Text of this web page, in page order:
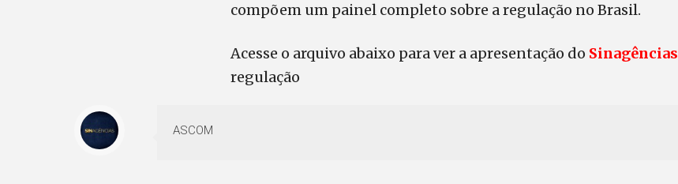
compõem um painel completo sobre a regulação no Brasil.
Acesse o arquivo abaixo para ver a apresentação do Sinagências
regulação
ASCOM